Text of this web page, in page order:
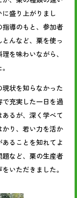
盛り上がりまし
導のもと、参加者
んなど、栗を使っ
を味わいながら、
状を知らなかった
充実した一日を過
るが、深く学べて
り、若い力を活か
ることを知れてよ
など、栗の生産者
いただきました。